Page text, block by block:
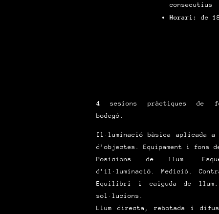
consecutius
Horari:
de
4 sesions pràctiques de
bodegó.
Il·luminació bàsica aplicada
d’objectes. Equipament i fons
Posicions de llum.
d’il·luminació. Medició.
Equilibri i caiguda de llum.
sol·lucions.
Llum directa, rebotada i